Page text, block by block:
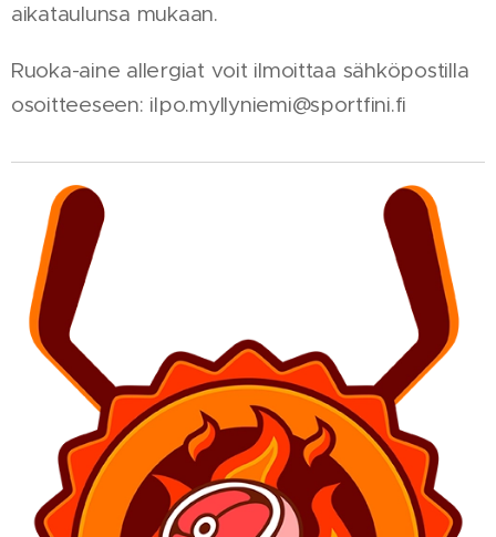
aikataulunsa mukaan.
Ruoka-aine allergiat voit ilmoittaa sähköpostilla
osoitteeseen: ilpo.myllyniemi@sportfini.fi